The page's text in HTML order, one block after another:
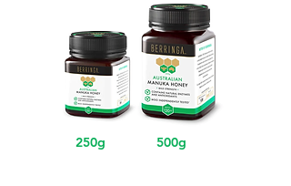
250g 500g